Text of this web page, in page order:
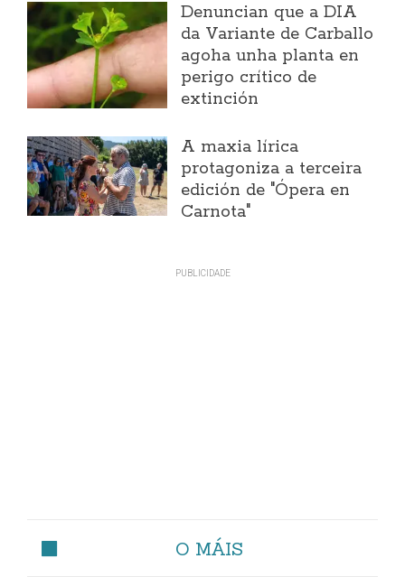
Denuncian que a DIA
da Variante de Carballo
agoha unha planta en
perigo crítico de
extinción
A maxia lírica
protagoniza a terceira
edición de "Ópera en
Carnota"
O MÁIS